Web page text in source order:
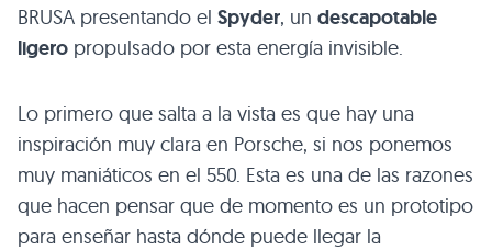
BRUSA presentando el Spyder, un descapotable
ligero propulsado por esta energía invisible.
Lo primero que salta a la vista es que hay una
inspiración muy clara en Porsche, si nos ponemos
muy maniáticos en el 550. Esta es una de las razones
que hacen pensar que de momento es un prototipo
para enseñar hasta dónde puede llegar la